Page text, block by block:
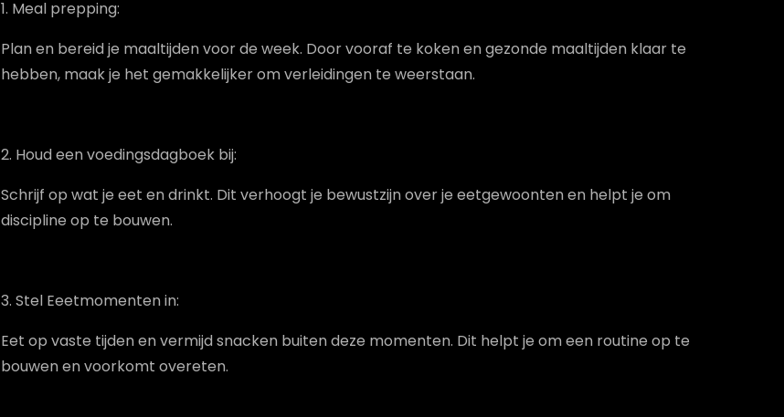
1. Meal prepping:
Plan en bereid je maaltijden voor de week. Door vooraf te koken en gezonde maaltijden klaar te
hebben, maak je het gemakkelijker om verleidingen te weerstaan.
2. Houd een voedingsdagboek bij:
Schrijf op wat je eet en drinkt. Dit verhoogt je bewustzijn over je eetgewoonten en helpt je om
discipline op te bouwen.
3. Stel Eeetmomenten in:
Eet op vaste tijden en vermijd snacken buiten deze momenten. Dit helpt je om een routine op te
bouwen en voorkomt overeten.